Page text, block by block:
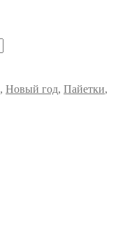
, Новый год, Пайетки,